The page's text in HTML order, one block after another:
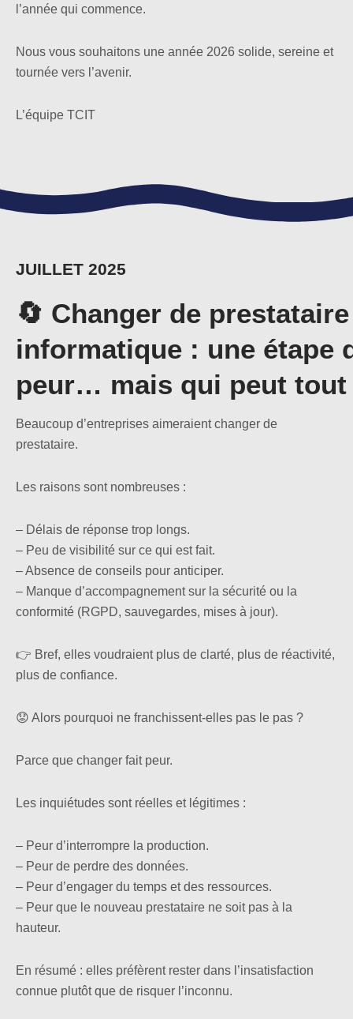
l’année qui commence.
Nous vous souhaitons une année 2026 solide, sereine et
tournée vers l’avenir.
L’équipe TCIT
JUILLET 2025
🔄 Changer de prestataire
informatique : une étape
peur… mais qui peut tout
Beaucoup d’entreprises aimeraient changer de
prestataire.
Les raisons sont nombreuses :
– Délais de réponse trop longs.
– Peu de visibilité sur ce qui est fait.
– Absence de conseils pour anticiper.
– Manque d’accompagnement sur la sécurité ou la
conformité (RGPD, sauvegardes, mises à jour).
👉 Bref, elles voudraient plus de clarté, plus de réactivité,
plus de confiance.
😟 Alors pourquoi ne franchissent-elles pas le pas ?
Parce que changer fait peur.
Les inquiétudes sont réelles et légitimes :
– Peur d’interrompre la production.
– Peur de perdre des données.
– Peur d’engager du temps et des ressources.
– Peur que le nouveau prestataire ne soit pas à la
hauteur.
En résumé : elles préfèrent rester dans l’insatisfaction
connue plutôt que de risquer l’inconnu.